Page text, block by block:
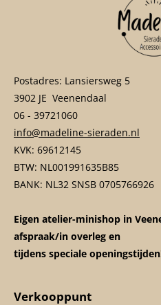
Postadres: Lansiersweg 5
3902 JE Veenendaal
06 - 39721060
info@madeline-sieraden.nl
KVK: 69612145
BTW: NL001991635B85
BANK: NL32 SNSB 0705766926
Eigen atelier-minishop in
afspraak/in overleg en
tijdens speciale
Verkooppunt